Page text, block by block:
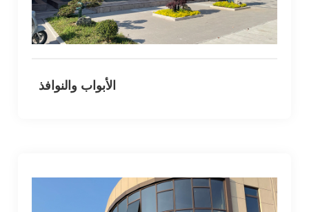
الأبواب والنوافذ